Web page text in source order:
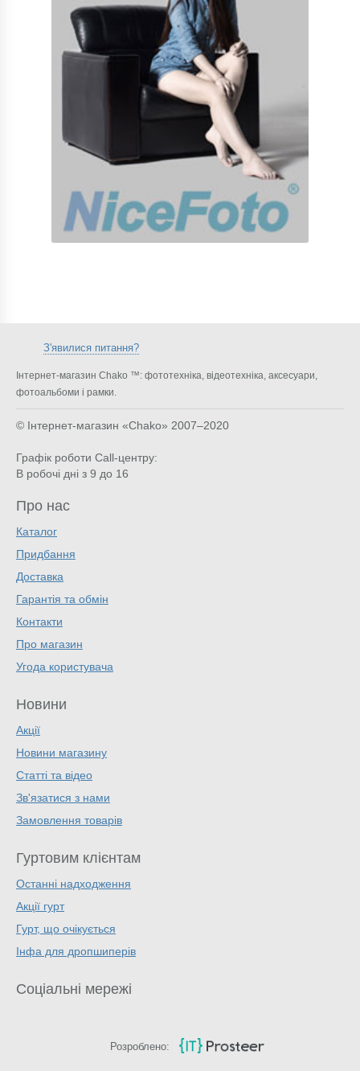
З'явилися питання?
Інтернет-магазин Chako ™: фототехніка, відеотехніка, аксесуари,
фотоальбоми і рамки.
© Інтернет-магазин «Chako» 2007–2020
Графік роботи Call-центру:
В робочі дні з 9 до 16
Про нас
Каталог
Придбання
Доставка
Гарантія та обмін
Контакти
Про магазин
Угода користувача
Новини
Акції
Новини магазину
Статті та відео
Зв'язатися з нами
Замовлення товарів
Гуртовим клієнтам
Останні надходження
Акції гурт
Гурт, що очікується
Інфа для дропшиперів
Соціальні мережі
Розроблено: